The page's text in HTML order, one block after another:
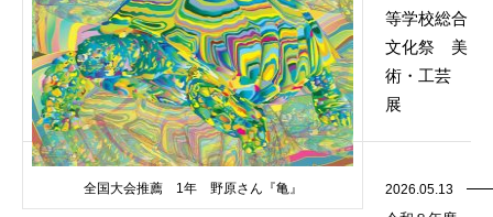
全国大会推薦 1年 野原さん『亀』
等学校総合
文化祭 美
術・工芸
展
2026.05.13